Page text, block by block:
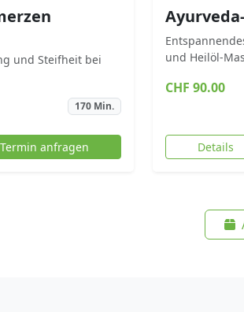
und Steifheit bei
170 Min.
Termin anfragen
und Heilöl-
CHF 90.00
Details